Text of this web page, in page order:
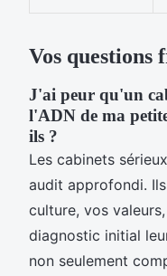
Vos questions
J'ai peur qu'un
l'ADN de ma
ils ?
Les cabinets
audit approfondi.
culture, vos
diagnostic initial
non seulement